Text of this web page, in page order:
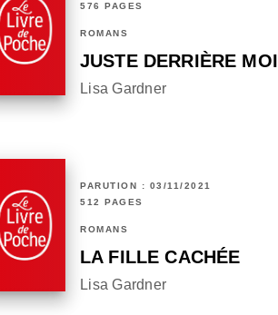
576 PAGES
ROMANS
JUSTE DERRIÈRE MOI
Lisa Gardner
PARUTION : 03/11/2021
512 PAGES
ROMANS
LA FILLE CACHÉE
Lisa Gardner